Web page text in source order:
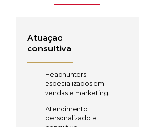
Atuação
consultiva
Headhunters
especializados em
vendas e marketing.
Atendimento
personalizado e